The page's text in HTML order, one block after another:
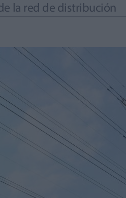
la red de distribución